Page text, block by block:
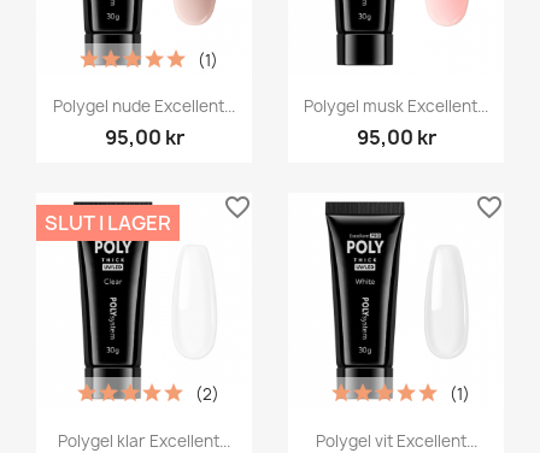
Polygel nude Excellent...
95,00 kr
(1)
Polygel musk Excellent...
95,00 kr
Polygel klar Excellent...
(2)
SLUT I LAGER
favorite_border
Polygel vit Excellent...
(1)
favorite_border